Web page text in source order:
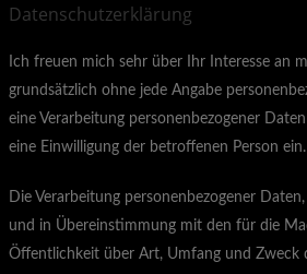
Datenschutzerklärung
Ich freuen mich sehr über Ihr Interesse an
grundsätzlich ohne jede Angabe
eine Verarbeitung personenbezogener
eine Einwilligung der betroffenen Person ein.
Die Verarbeitung personenbezogener
und in Übereinstimmung mit den für die
Öffentlichkeit über Art, Umfang und Zweck